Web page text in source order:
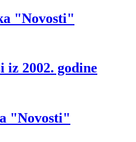
"Novosti"
iz 2002. godine
"Novosti"